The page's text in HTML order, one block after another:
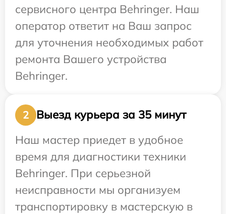
сервисного центра Behringer. Наш
оператор ответит на Ваш запрос
для уточнения необходимых работ
ремонта Вашего устройства
Behringer.
2
Выезд курьера за 35 минут
Наш мастер приедет в удобное
время для диагностики техники
Behringer. При серьезной
неисправности мы организуем
транспортировку в мастерскую в